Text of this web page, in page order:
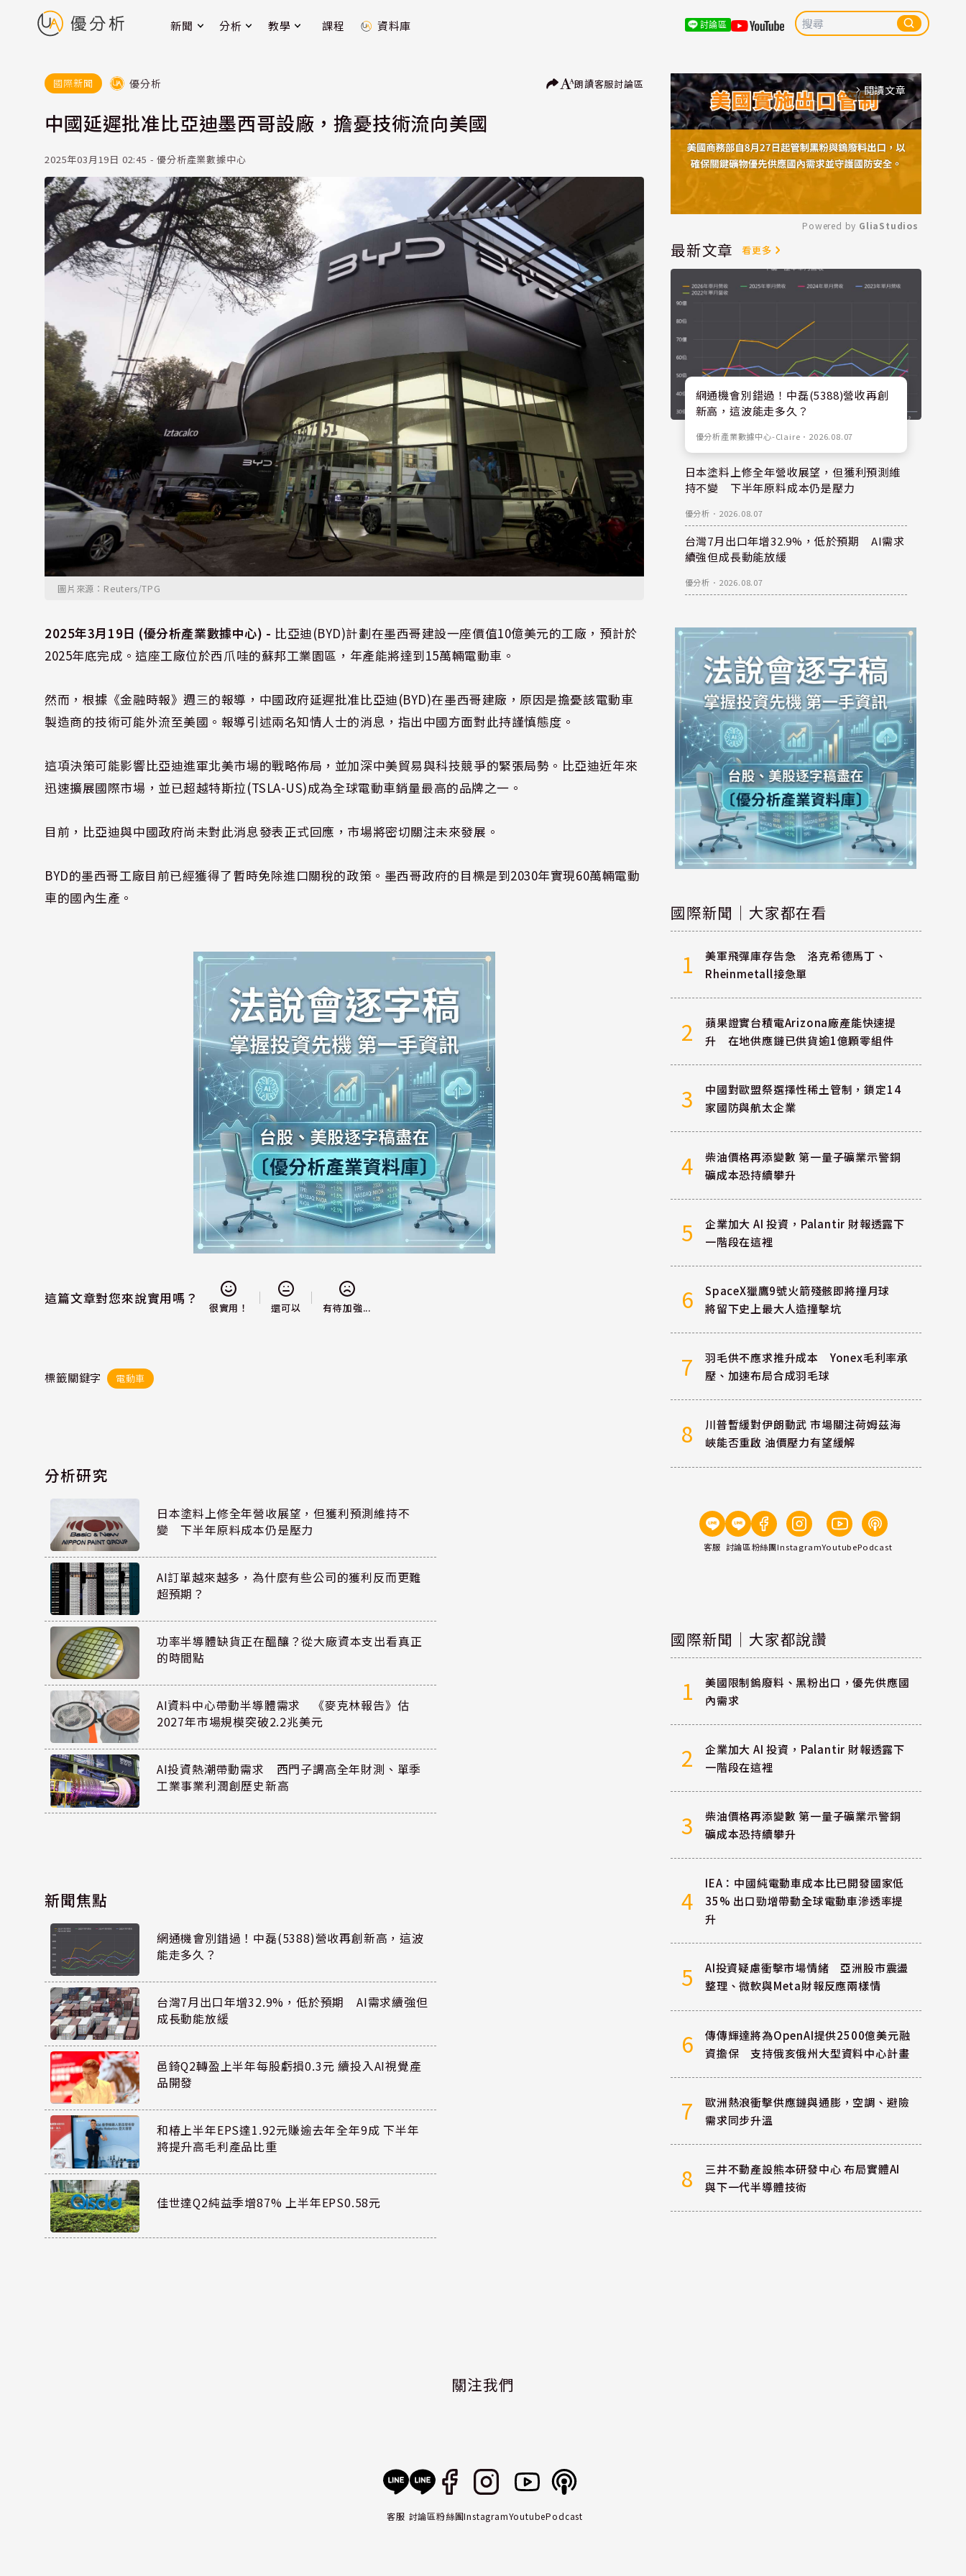
新聞 分析 教學 課程 資料庫 討論區
國際新聞 優分析 朗讀客服討論區
中國延遲批准比亞迪墨西哥設廠，擔憂技術流向美國
2025年03月19日 02:45 - 優分析產業數據中心
圖片來源：Reuters/TPG
2025年3月19日 (優分析產業數據中心) - 比亞迪(BYD)計劃在墨西哥建設一座價值10億美元的工廠，預計於
2025年底完成。這座工廠位於西爪哇的蘇邦工業園區，年產能將達到15萬輛電動車。
然而，根據《金融時報》週三的報導，中國政府延遲批准比亞迪(BYD)在墨西哥建廠，原因是擔憂該電動車
製造商的技術可能外流至美國。報導引述兩名知情人士的消息，指出中國方面對此持謹慎態度。
這項決策可能影響比亞迪進軍北美市場的戰略佈局，並加深中美貿易與科技競爭的緊張局勢。比亞迪近年來
迅速擴展國際市場，並已超越特斯拉(TSLA-US)成為全球電動車銷量最高的品牌之一。
目前，比亞迪與中國政府尚未對此消息發表正式回應，市場將密切關注未來發展。
BYD的墨西哥工廠目前已經獲得了暫時免除進口關稅的政策。墨西哥政府的目標是到2030年實現60萬輛電動
車的國內生產。
這篇文章對您來說實用嗎？
很實用！ 還可以 有待加強...
標籤關鍵字 電動車
分析研究
日本塗料上修全年營收展望，但獲利預測維持不
變 下半年原料成本仍是壓力
AI訂單越來越多，為什麼有些公司的獲利反而更難
超預期？
功率半導體缺貨正在醞釀？從大廠資本支出看真正
的時間點
AI資料中心帶動半導體需求 《麥克林報告》估
2027年市場規模突破2.2兆美元
AI投資熱潮帶動需求 西門子調高全年財測、單季
工業事業利潤創歷史新高
新聞焦點
網通機會別錯過！中磊(5388)營收再創新高，這波
能走多久？
台灣7月出口年增32.9%，低於預期 AI需求續強但
成長動能放緩
邑錡Q2轉盈上半年每股虧損0.3元 續投入AI視覺產
品開發
和椿上半年EPS達1.92元賺逾去年全年9成 下半年
將提升高毛利產品比重
佳世達Q2純益季增87% 上半年EPS0.58元
arrow_forward_ios 閱讀文章
Mute
Powered by GliaStudios
最新文章 看更多
網通機會別錯過！中磊(5388)營收再創
新高，這波能走多久？
優分析產業數據中心-Claire ． 2026.08.07
日本塗料上修全年營收展望，但獲利預測維
持不變 下半年原料成本仍是壓力
優分析 ． 2026.08.07
台灣7月出口年增32.9%，低於預期 AI需求
續強但成長動能放緩
優分析 ． 2026.08.07
國際新聞｜大家都在看
1
美軍飛彈庫存告急 洛克希德馬丁、
Rheinmetall接急單
2
蘋果證實台積電Arizona廠產能快速提
升 在地供應鏈已供貨逾1億顆零組件
3
中國對歐盟祭選擇性稀土管制，鎖定14
家國防與航太企業
4
柴油價格再添變數 第一量子礦業示警銅
礦成本恐持續攀升
5
企業加大 AI 投資，Palantir 財報透露下
一階段在這裡
6
SpaceX獵鷹9號火箭殘骸即將撞月球
將留下史上最大人造撞擊坑
7
羽毛供不應求推升成本 Yonex毛利率承
壓、加速布局合成羽毛球
8
川普暫緩對伊朗動武 市場關注荷姆茲海
峽能否重啟 油價壓力有望緩解
客服 討論區粉絲團InstagramYoutubePodcast
國際新聞｜大家都說讚
1
美國限制鎢廢料、黑粉出口，優先供應國
內需求
2
企業加大 AI 投資，Palantir 財報透露下
一階段在這裡
3
柴油價格再添變數 第一量子礦業示警銅
礦成本恐持續攀升
4
IEA：中國純電動車成本比已開發國家低
35% 出口勁增帶動全球電動車滲透率提
升
5
AI投資疑慮衝擊市場情緒 亞洲股市震盪
整理、微軟與Meta財報反應兩樣情
6
傳傳輝達將為OpenAI提供2500億美元融
資擔保 支持俄亥俄州大型資料中心計畫
7
歐洲熱浪衝擊供應鏈與通膨，空調、避險
需求同步升溫
8
三井不動產設熊本研發中心 布局實體AI
與下一代半導體技術
關注我們
客服 討論區粉絲團InstagramYoutubePodcast